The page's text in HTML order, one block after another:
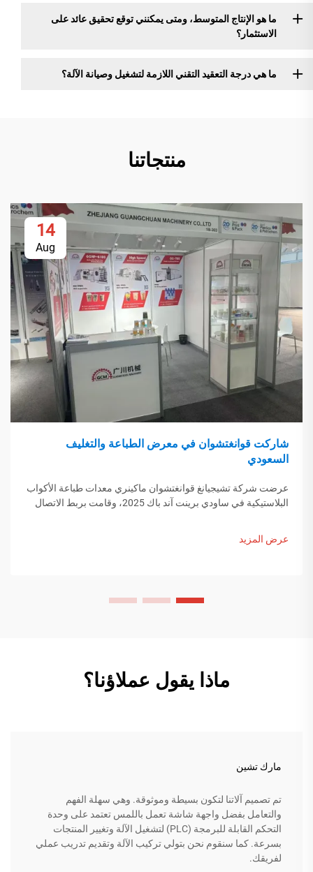
ما هو الإنتاج المتوسط، ومتى يمكنني توقع تحقيق عائد على
الاستثمار؟
ما هي درجة التعقيد التقني اللازمة لتشغيل وصيانة الآلة؟
منتجاتنا
14
Aug
شاركت قوانغتشوان في معرض الطباعة والتغليف
السعودي
عرضت شركة تشيجيانغ قوانغتشوان ماكينري معدات طباعة الأكواب
البلاستيكية في ساودي برينت آند باك 2025، وقامت بربط الاتصال
عرض المزيد
ماذا يقول عملاؤنا؟
مارك تشين
تم تصميم آلاتنا لتكون بسيطة وموثوقة. وهي سهلة الفهم
والتعامل بفضل واجهة شاشة تعمل باللمس تعتمد على وحدة
التحكم القابلة للبرمجة (PLC) لتشغيل الآلة وتغيير المنتجات
بسرعة. كما سنقوم نحن بتولي تركيب الآلة وتقديم تدريب عملي
لفريقك.